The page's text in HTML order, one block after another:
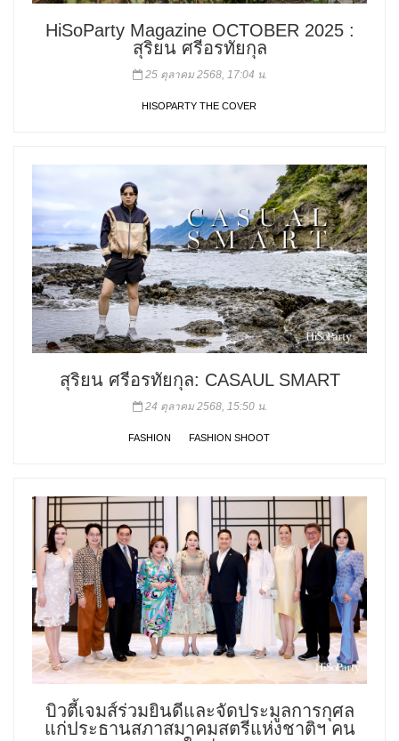
HiSoParty Magazine OCTOBER 2025 :
สุริยน ศรีอรทัยกุล
25 ตุลาคม 2568, 17:04 น.
HISOPARTY THE COVER
สุริยน ศรีอรทัยกุล: CASAUL SMART
24 ตุลาคม 2568, 15:50 น.
FASHION FASHION SHOOT
บิวตี้เจมส์ร่วมยินดีและจัดประมูลการกุศล
แก่ประธานสภาสมาคมสตรีแห่งชาติฯ คน